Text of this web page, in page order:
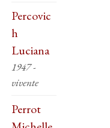
Percovic
h
Luciana
1947 -
vivente
Perrot